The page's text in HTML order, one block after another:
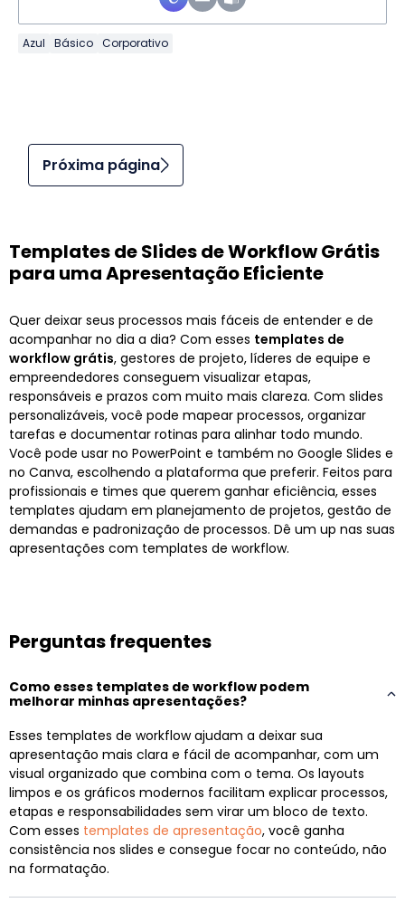
Azul Básico Corporativo
Próxima página
Templates de Slides de Workflow Grátis
para uma Apresentação Eficiente
Quer deixar seus processos mais fáceis de entender e de
acompanhar no dia a dia? Com esses templates de
workflow grátis, gestores de projeto, líderes de equipe e
empreendedores conseguem visualizar etapas,
responsáveis e prazos com muito mais clareza. Com slides
personalizáveis, você pode mapear processos, organizar
tarefas e documentar rotinas para alinhar todo mundo.
Você pode usar no PowerPoint e também no Google Slides e
no Canva, escolhendo a plataforma que preferir. Feitos para
profissionais e times que querem ganhar eficiência, esses
templates ajudam em planejamento de projetos, gestão de
demandas e padronização de processos. Dê um up nas suas
apresentações com templates de workflow.
Perguntas frequentes
Como esses templates de workflow podem
melhorar minhas apresentações?
Esses templates de workflow ajudam a deixar sua
apresentação mais clara e fácil de acompanhar, com um
visual organizado que combina com o tema. Os layouts
limpos e os gráficos modernos facilitam explicar processos,
etapas e responsabilidades sem virar um bloco de texto.
Com esses templates de apresentação, você ganha
consistência nos slides e consegue focar no conteúdo, não
na formatação.